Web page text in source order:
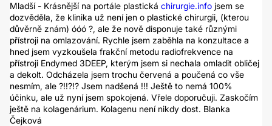
Mladší - Krásnější na portále plastická chirurgie.info jsem se
dozvěděla, že klinika už není jen o plastické chirurgii, (kterou
důvěrně znám) óóó ?, ale že nově disponuje také různými
přístroji na omlazování. Rychle jsem zaběhla na konzultace a
hned jsem vyzkoušela frakční metodu radiofrekvence na
přístroji Endymed 3DEEP, kterým jsem si nechala omladit obličej
a dekolt. Odcházela jsem trochu červená a poučená co vše
nesmím, ale ?!!?!? Jsem nadšená !!! Ještě to nemá 100%
účinku, ale už nyní jsem spokojená. Vřele doporučuji. Zaskočím
ještě na kolagenárium. Kolagenu není nikdy dost. Blanka
Čejková